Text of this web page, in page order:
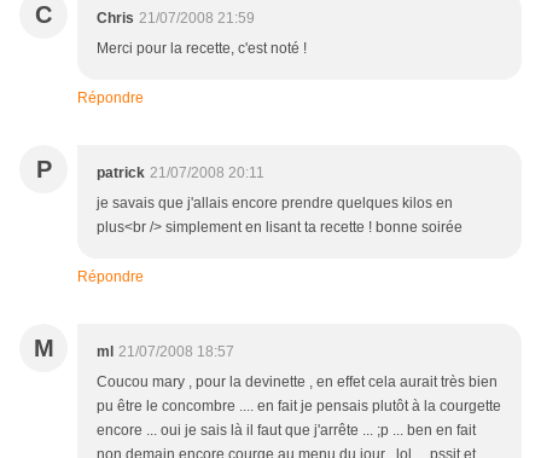
C Chris 21/07/2008 21:59
Merci pour la recette, c'est noté !
Répondre
P patrick 21/07/2008 20:11
je savais que j'allais encore prendre quelques kilos en
plus<br /> simplement en lisant ta recette ! bonne soirée
Répondre
M ml 21/07/2008 18:57
Coucou mary , pour la devinette , en effet cela aurait très bien
pu être le concombre .... en fait je pensais plutôt à la courgette
encore ... oui je sais là il faut que j'arrête ... ;p ... ben en fait
non demain encore courge au menu du jour , lol ... pssit et